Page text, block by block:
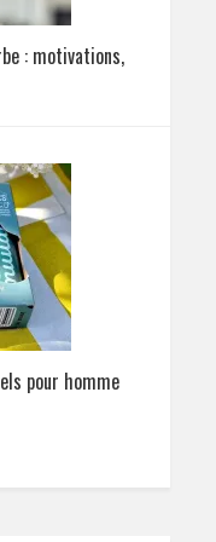
: motivations,
pour homme